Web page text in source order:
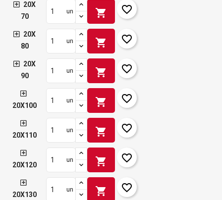
20X
70
un shopping_cart favorite_border
20X
80
un shopping_cart favorite_border
20X
90
un shopping_cart favorite_border
20X100
un shopping_cart favorite_border
20X110
un shopping_cart favorite_border
20X120
un shopping_cart favorite_border
20X130
un shopping_cart favorite_border